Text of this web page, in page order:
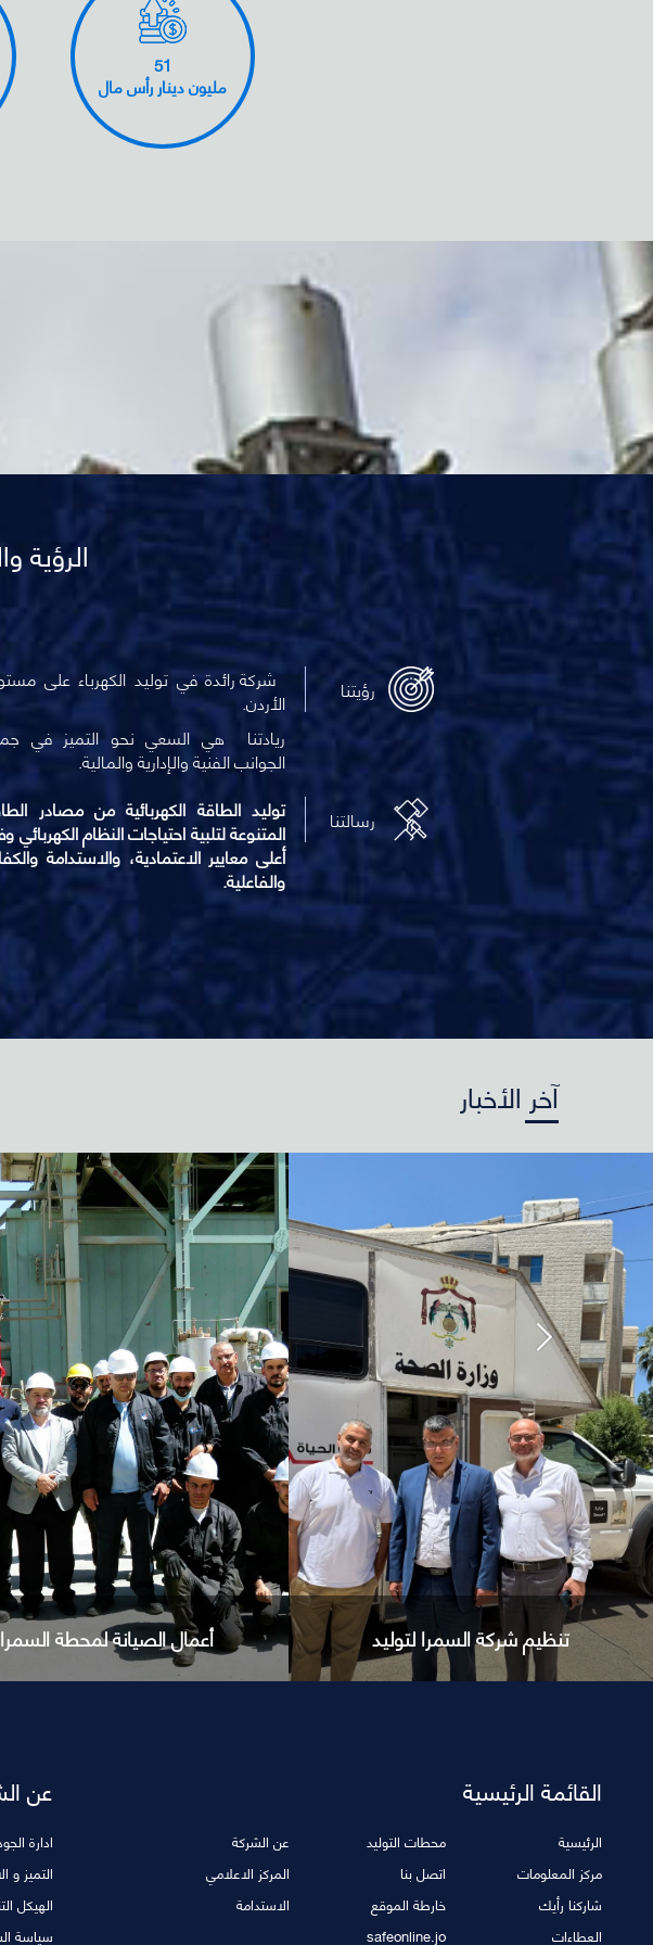
51
مليون دينار رأس مال
الرؤية
رؤيتنا شركة رائدة في توليد الكهرباء على
الأردن.
ريادتنا هي السعي نحو التميز في
الجوانب الفنية والإدارية والمالية.
رسالتنا
توليد الطاقة الكهربائية من مصادر
المتنوعة لتلبية احتياجات النظام الكهربائي
أعلى معايير الاعتمادية، والاستدامة
والفاعلية.
آخر الأخبار
أعمال الصيانة لمحطة السمرا
أعمال الصيانة لمحطة السمرا
بدأت محطة السمرا تنفيذ أعمال
بدأت محطة السمرا تنفيذ أعمال
القائمة الرئيسية
الرئيسية محطات التوليد
عن الشركة
مركز المعلومات
اتصل بنا
المركز الاعلامي
شاركنا رأيك
خارطة الموقع
الاستدامة
العطاءات
safeonline.jo
عن
ادارة
التميز و
الهيكل
سياسة